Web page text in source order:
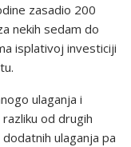
zasadio 200
nekih sedam do
isplativoj investiciji
ulaganja i
od drugih
ulaganja pa